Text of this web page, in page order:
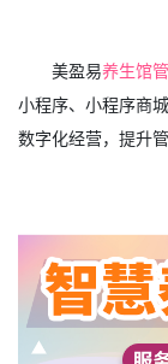
美盈易养生馆
小程序、小程序商
数字化经营，提升